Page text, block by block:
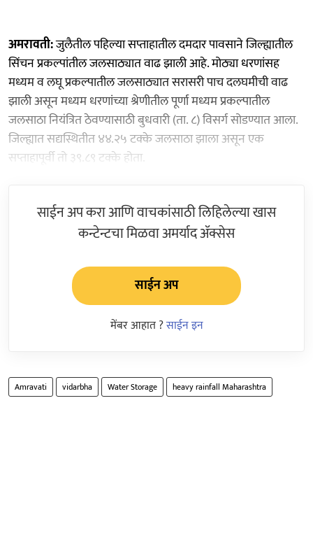
अमरावती:जुलैतील पहिल्या सप्ताहातील दमदार पावसाने जिल्ह्यातील
सिंचन प्रकल्पांतील जलसाठ्यात वाढ झाली आहे. मोठ्या धरणांसह
मध्यम व लघू प्रकल्पातील जलसाठ्यात सरासरी पाच दलघमीची वाढ
झाली असून मध्यम धरणांच्या श्रेणीतील पूर्णा मध्यम प्रकल्पातील
जलसाठा नियंत्रित ठेवण्यासाठी बुधवारी (ता. ८) विसर्ग सोडण्यात आला.
जिल्ह्यात सद्यस्थितीत ४४.२५ टक्के जलसाठा झाला असून एक
सप्ताहापूर्वी तो ३९.८९ टक्के होता.
साईन अप करा आणि वाचकांसाठी लिहिलेल्या खास
कन्टेन्टचा मिळवा अमर्याद ॲक्सेस
साईन अप
मेंबर आहात ?साईन इन
Amravati vidarbha Water Storage heavy rainfall Maharashtra